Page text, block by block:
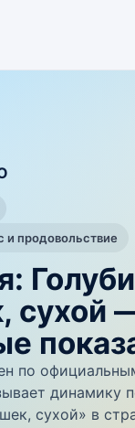
и продовольствие
сухой
по
динамику
сухой» в